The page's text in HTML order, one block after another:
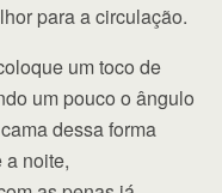
para a circulação.
um toco de
um pouco o ângulo
dessa forma
a noite,